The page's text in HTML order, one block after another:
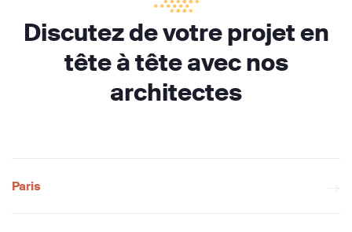
Discutez de votre projet en
tête à tête avec nos
architectes
Paris